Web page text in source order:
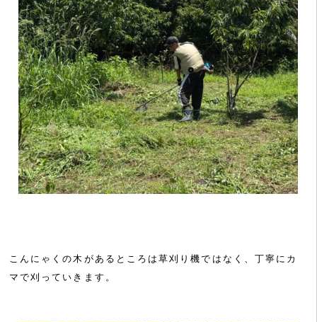
こんにゃくの木があるところは草刈り機ではなく、丁寧にカ
マで刈っていきます。